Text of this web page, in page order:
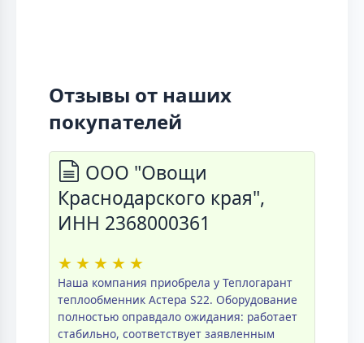
Отзывы от наших
покупателей
ООО "Овощи
Краснодарского края",
ИНН 2368000361
★ ★ ★ ★ ★
Наша компания приобрела у Теплогарант
теплообменник Астера S22. Оборудование
полностью оправдало ожидания: работает
стабильно, соответствует заявленным